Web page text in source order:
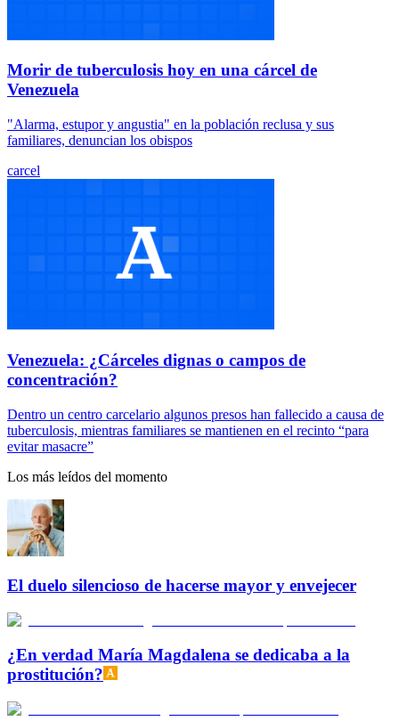
Morir de tuberculosis hoy en una cárcel de
Venezuela
"Alarma, estupor y angustia" en la población reclusa y sus
familiares, denuncian los obispos
carcel
Venezuela: ¿Cárceles dignas o campos de
concentración?
Dentro un centro carcelario algunos presos han fallecido a causa de
tuberculosis, mientras familiares se mantienen en el recinto “para
evitar masacre”
Los más leídos del momento
El duelo silencioso de hacerse mayor y envejecer
¿En verdad María Magdalena se dedicaba a la
prostitución?